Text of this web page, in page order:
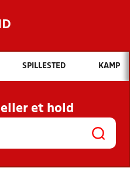
Hvad vil du søge efter?
OG NYHEDER
KLUBBER OG
SPILLESTED KAMP
et hold